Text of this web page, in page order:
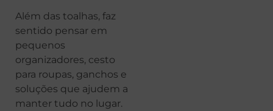
Além das toalhas, faz
sentido pensar em
pequenos
organizadores, cesto
para roupas, ganchos e
soluções que ajudem a
manter tudo no lugar.